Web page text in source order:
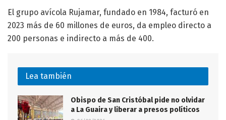
El grupo avícola Rujamar, fundado en 1984, facturó en
2023 más de 60 millones de euros, da empleo directo a
200 personas e indirecto a más de 400.
Lea también
Obispo de San Cristóbal pide no olvidar
a La Guaira y liberar a presos políticos